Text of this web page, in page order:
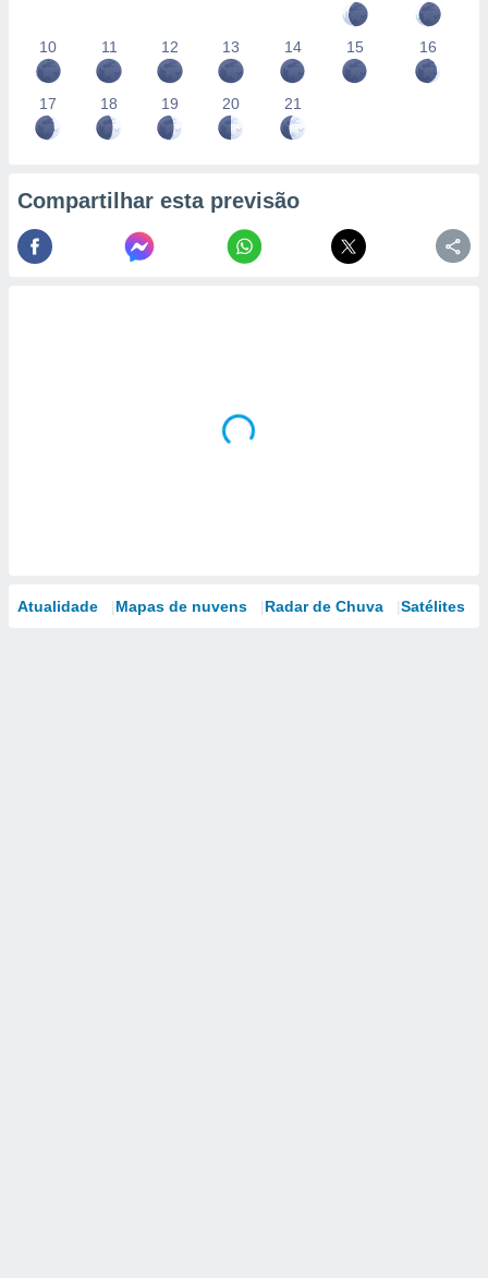
10 11 12 13 14 15 16
17 18 19 20 21
Compartilhar esta previsão
Atualidade Mapas de nuvens Radar de Chuva Satélites